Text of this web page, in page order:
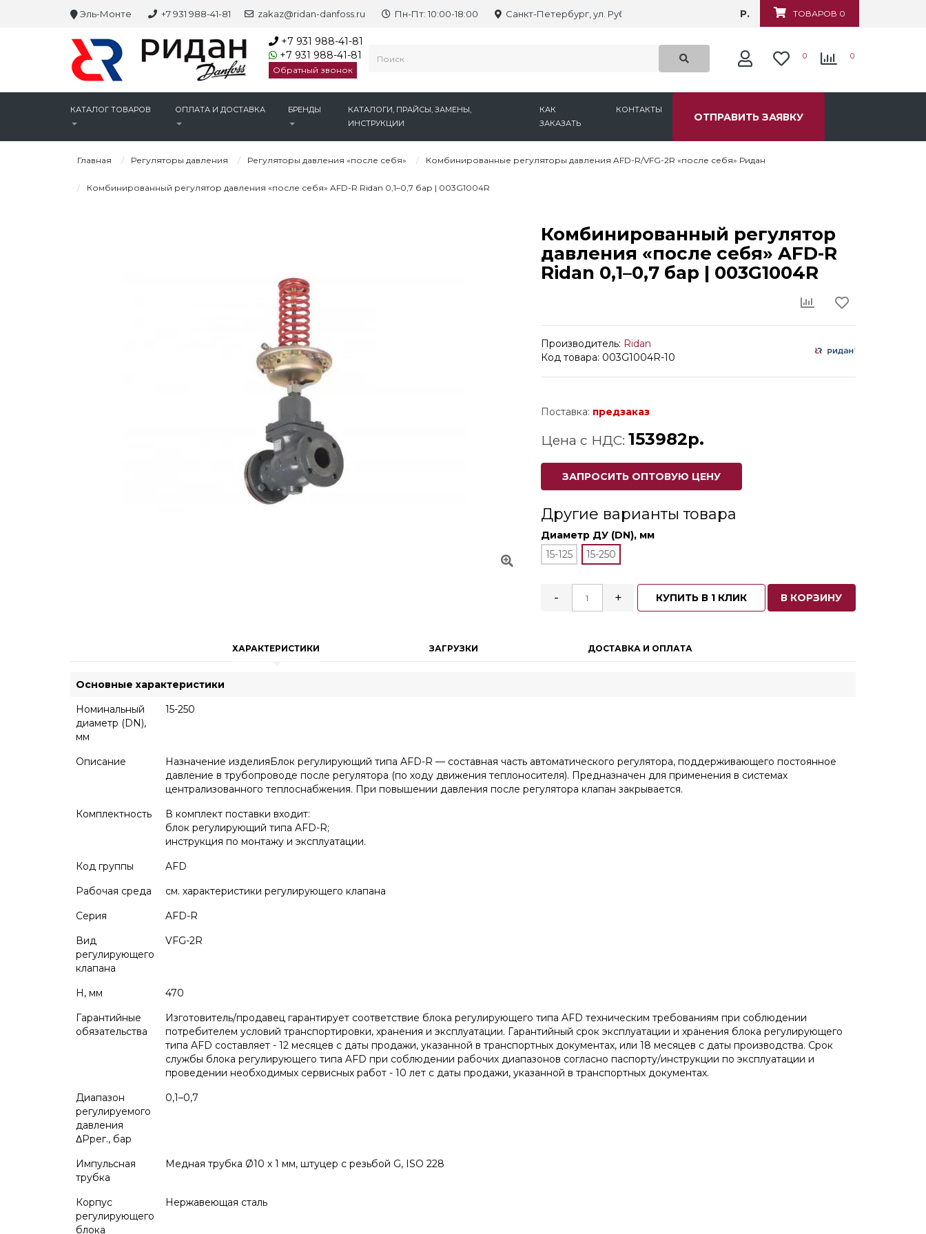
Эль-Монте +7 931 988-41-81 zakaz@ridan-danfoss.ru Пн-Пт: 10:00-18:00 Санкт-Петербург, ул. Рубежная, д.6 ТОВАРОВ 0
Р.
+7 931 988-41-81
+7 931 988-41-81
Обратный звонок
0 0
КАТАЛОГ ТОВАРОВ ОПЛАТА И ДОСТАВКА БРЕНДЫ
КАТАЛОГИ, ПРАЙСЫ, ЗАМЕНЫ,
ИНСТРУКЦИИ
КАК
ЗАКАЗАТЬ
КОНТАКТЫ
ОТПРАВИТЬ ЗАЯВКУ
Главная Регуляторы давления Регуляторы давления «после себя» Комбинированные регуляторы давления AFD-R/VFG-2R «после себя» Ридан
Комбинированный регулятор давления «после себя» AFD-R Ridan 0,1–0,7 бар | 003G1004R
Комбинированный регулятор
давления «после себя» AFD-R
Ridan 0,1–0,7 бар | 003G1004R
Производитель: Ridan
Код товара: 003G1004R-10
Поставка: предзаказ
Цена с НДС: 153982р.
ЗАПРОСИТЬ ОПТОВУЮ ЦЕНУ
Другие варианты товара
Диаметр ДУ (DN), мм
15-125
15-250
- + КУПИТЬ В 1 КЛИК В КОРЗИНУ
ХАРАКТЕРИСТИКИ ЗАГРУЗКИ ДОСТАВКА И ОПЛАТА
Основные характеристики
Номинальный
диаметр (DN),
мм
15-250
Описание
Назначение изделияБлок регулирующий типа AFD-R — составная часть автоматического регулятора, поддерживающего постоянное
давление в трубопроводе после регулятора (по ходу движения теплоносителя). Предназначен для применения в системах
централизованного теплоснабжения. При повышении давления после регулятора клапан закрывается.
Комплектность
В комплект поставки входит:
блок регулирующий типа AFD-R;
инструкция по монтажу и эксплуатации.
Код группы
AFD
Рабочая среда
см. характеристики регулирующего клапана
Серия
AFD-R
Вид
регулирующего
клапана
VFG-2R
H, мм
470
Гарантийные
обязательства
Изготовитель/продавец гарантирует соответствие блока регулирующего типа AFD техническим требованиям при соблюдении
потребителем условий транспортировки, хранения и эксплуатации. Гарантийный срок эксплуатации и хранения блока регулирующего
типа AFD составляет - 12 месяцев с даты продажи, указанной в транспортных документах, или 18 месяцев с даты производства. Срок
службы блока регулирующего типа AFD при соблюдении рабочих диапазонов согласно паспорту/инструкции по эксплуатации и
проведении необходимых сервисных работ - 10 лет с даты продажи, указанной в транспортных документах.
Диапазон
регулируемого
давления
ΔPрег., бар
0,1–0,7
Импульсная
трубка
Медная трубка Ø10 x 1 мм, штуцер с резьбой G, ISO 228
Корпус
регулирующего
блока
Нержавеющая сталь